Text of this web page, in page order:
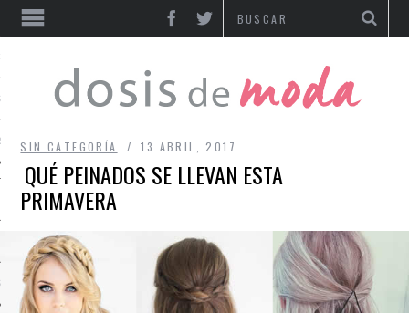
SIN CATEGORÍA 13 ABRIL, 2017
QUÉ PEINADOS SE LLEVAN ESTA
PRIMAVERA